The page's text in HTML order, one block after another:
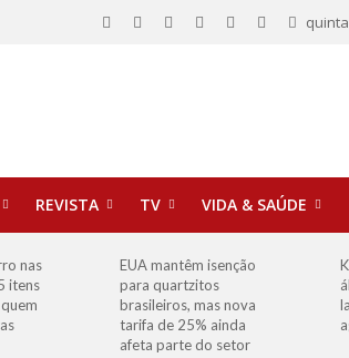
REVISTA TV VIDA & SAÚDE
nas
itens
EUA mantêm isenção
para quartzitos
brasileiros, mas nova
tarifa de 25% ainda
afeta parte do setor